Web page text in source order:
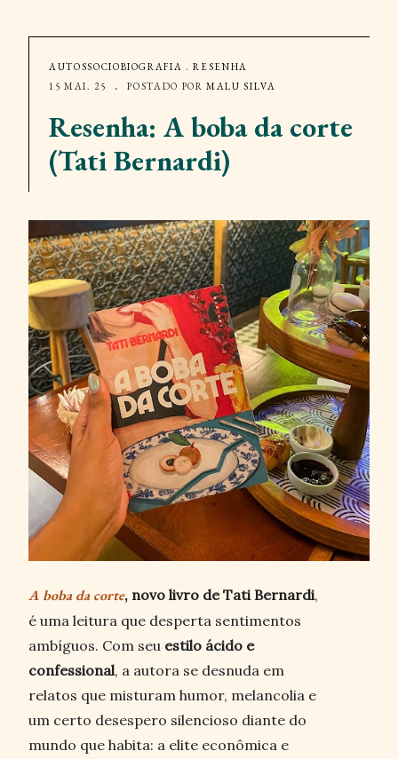
AUTOSSOCIOBIOGRAFIA .RESENHA
15 MAI. 25
POSTADO PORMALU SILVA
Resenha: A boba da corte
(Tati Bernardi)
A boba da corte, novo livro de Tati Bernardi,
é uma leitura que desperta sentimentos
ambíguos. Com seu estilo ácido e
confessional, a autora se desnuda em
relatos que misturam humor, melancolia e
um certo desespero silencioso diante do
mundo que habita: a elite econômica e